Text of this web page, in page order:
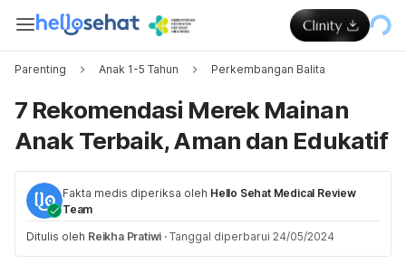
Parenting Anak 1-5 Tahun Perkembangan Balita
7 Rekomendasi Merek Mainan
Anak Terbaik, Aman dan Edukatif
Fakta medis diperiksa oleh Hello Sehat Medical Review
Team
Ditulis oleh Reikha Pratiwi · Tanggal diperbarui 24/05/2024